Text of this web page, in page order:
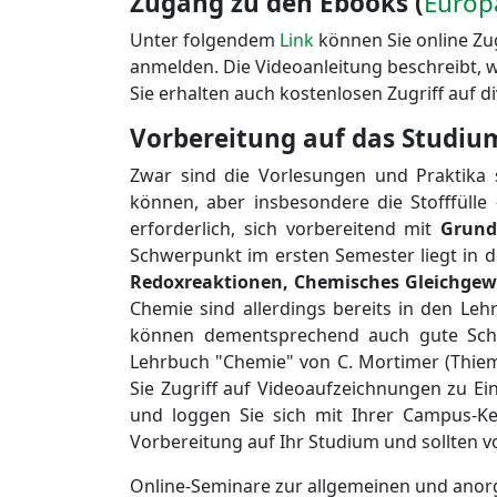
Unter folgendem Link können Sie online
anmelden. Die Videoanleitung beschreibt,
Sie erhalten auch kostenlosen Zugriff auf
Vorbereitung auf das
Zwar sind die Vorlesungen und
können, aber insbesondere die
erforderlich, sich vorbereitend mit
Schwerpunkt im ersten Semester liegt in
Redoxreaktionen, Chemisches
Chemie sind allerdings bereits in den
können dementsprechend auch gute
Lehrbuch "Chemie" von C. Mortimer
Sie Zugriff auf Videoaufzeichnungen zu
und loggen Sie sich mit Ihrer Campus-
Vorbereitung auf Ihr Studium und sollten
Online-Seminare zur allgemeinen und